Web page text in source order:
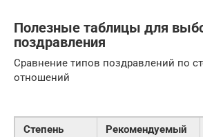
Полезные таблицы для
поздравления
Сравнение типов поздравлений по
отношений
Степень
Рекомендуемый